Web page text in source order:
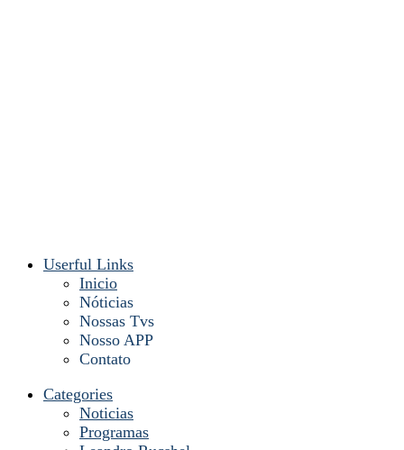
Userful Links
Inicio
Nóticias
Nossas Tvs
Nosso APP
Contato
Categories
Noticias
Programas